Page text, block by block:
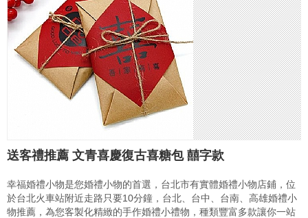
送客禮推薦 文青喜慶復古喜糖包 囍字款
幸福婚禮小物是您婚禮小物的首選，台北市有實體婚禮小物店鋪，位
於台北火車站附近走路只要10分鐘，台北、台中、台南、高雄婚禮小
物推薦，為您客製化精緻的手作婚禮小禮物，種類豐富多款讓你一站